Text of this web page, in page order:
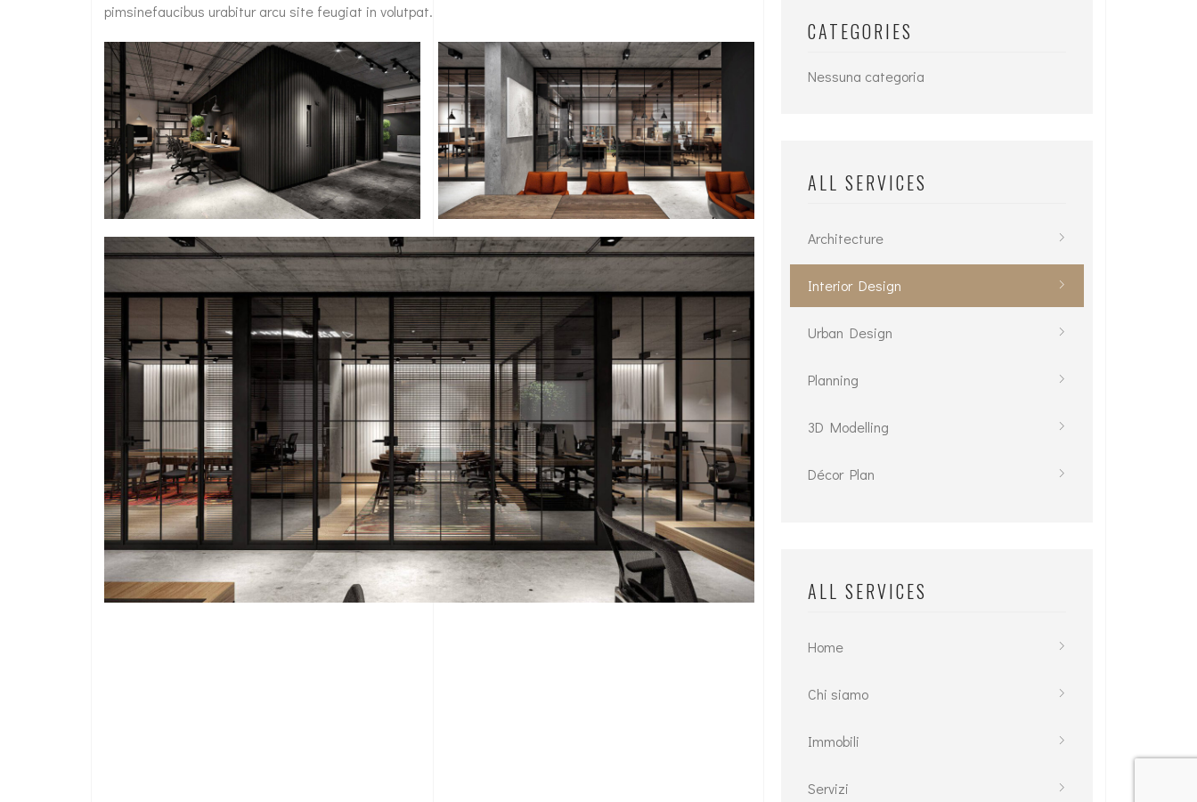
pimsinefaucibus urabitur arcu site feugiat in volutpat.
CATEGORIES
Nessuna categoria
ALL SERVICES
Architecture
Interior Design
Urban Design
Planning
3D Modelling
Décor Plan
ALL SERVICES
Home
Chi siamo
Immobili
Servizi